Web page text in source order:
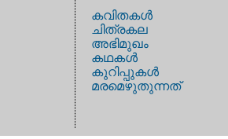
കവിതകള്‍
ചിത്രകല
അഭിമുഖം
കഥകള്‍
കുറിപ്പുകള്‍
മരമെഴുതുന്നത്